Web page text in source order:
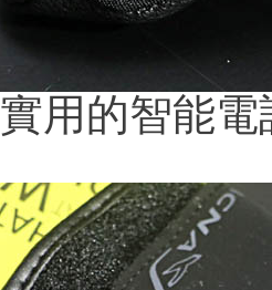
實用的智能